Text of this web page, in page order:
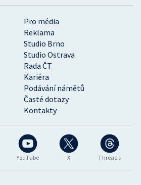
YouTube X Threads
Pro média
Reklama
Studio Brno
Studio Ostrava
Rada ČT
Kariéra
Podávání námětů
Časté dotazy
Kontakty